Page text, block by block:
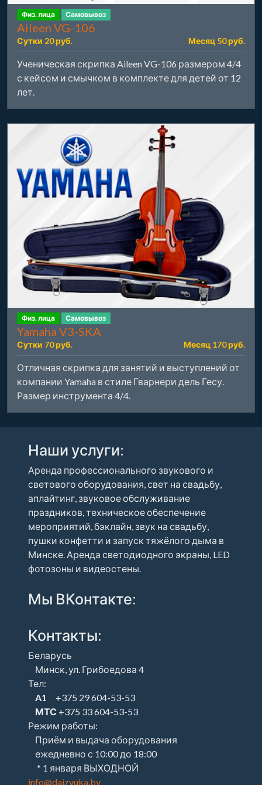
Физ. лица Самовывоз
Aileen VG-106
Сутки 20 руб. Месяц 50 руб.
Ученическая скрипка Aileen VG-106 размером 4/4
с кейсом и смычком в комплекте для детей от 12
лет.
Физ. лица Самовывоз
Yamaha V3-SKA
Сутки 70 руб. Месяц 170 руб.
Отличная скрипка для занятий и выступлений от
компании Yamaha в стиле Гварнери дель Гесу.
Размер инструмента 4/4.
Наши услуги:
Аренда профессионального звукового и
светового оборудования, свет на свадьбу,
аплайтинг, звуковое обслуживание
праздников, техническое обеспечение
мероприятий, бэклайн, звук на свадьбу,
пушки конфетти и запуск тяжёлого дыма в
Минске. Аренда светодиодного экраны, LED
фотозоны и видеостены.
Мы ВКонтакте:
Контакты:
Беларусь
Минск, ул. Грибоедова 4
Тел:
A1 +375 29 604-53-53
МТС +375 33 604-53-53
Режим работы:
Приём и выдача оборудования
ежедневно с 10:00 до 18:00
* 1 января ВЫХОДНОЙ
info@daizvuka.by